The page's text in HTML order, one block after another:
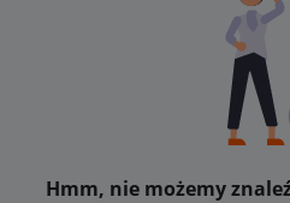
Hmm, nie możemy